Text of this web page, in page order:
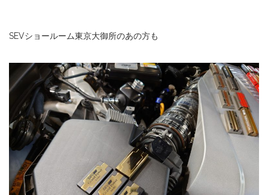
SEVショールーム東京大御所のあの方も